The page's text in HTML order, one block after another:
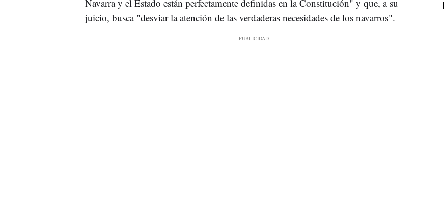
Navarra y el Estado están perfectamente definidas en la Constitución" y que, a su
juicio, busca "desviar la atención de las verdaderas necesidades de los navarros".